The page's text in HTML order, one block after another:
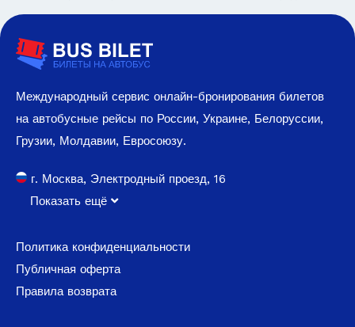
Международный сервис онлайн-бронирования билетов
на автобусные рейсы по России, Украине, Белоруссии,
Грузии, Молдавии, Евросоюзу.
г. Москва, Электродный проезд, 16
Показать ещё
Политика конфиденциальности
Публичная оферта
Правила возврата